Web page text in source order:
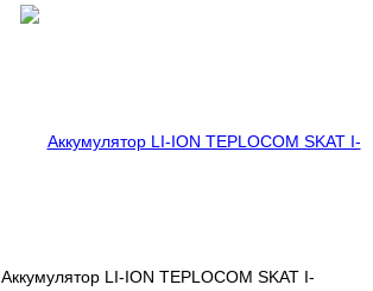
Аккумулятор LI-ION TEPLOCOM SKAT I-